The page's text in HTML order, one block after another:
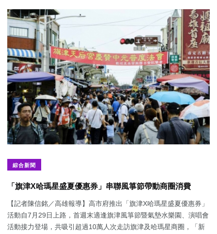
綜合新聞
「旗津X哈瑪星盛夏優惠券」串聯風箏節帶動商圈消費
【記者陳信銘／高雄報導】高市府推出「旗津X哈瑪星盛夏優惠券」
活動自7月29日上路，首週末適逢旗津風箏節暨氣墊水樂園、演唱會
活動接力登場，共吸引超過10萬人次走訪旗津及哈瑪星商圈，「新